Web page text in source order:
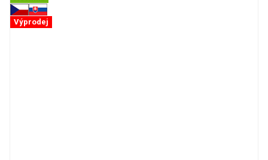
Výprodej